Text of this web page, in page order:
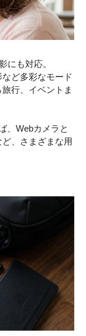
にも対応。
ど多彩なモード
行、イベントま
、Webカメラと
、さまざまな用